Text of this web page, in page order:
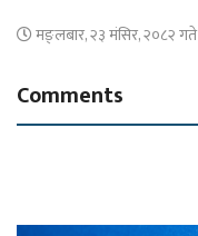
मङ्लबार, २३ मंसिर, २०८२ गते
Comments